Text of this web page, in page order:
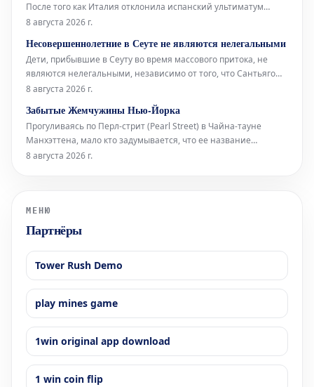
После того как Италия отклонила испанский ультиматум
относительно пограничного контроля для испанских граждан
72 000 мигрантов в Сеуту неделю назад), испанское
правительство приняло от
8 августа 2026 г.
Несовершеннолетние в Сеуте не являются нелегальными
Дети, прибывшие в Сеуту во время массового притока, не
являются нелегальными, независимо от того, что Сантьяго
Абаскаль называет их «захватчиками», а соглашения между
границы поднимает вопросы об испанских спецслужбах,
степени лояльности сот
8 августа 2026 г.
Забытые Жемчужины Нью-Йорка
Прогуливаясь по Перл-стрит (Pearl Street) в Чайна-тауне
Манхэттена, мало кто задумывается, что ее название
указывает на первоначальную береговую линию Ист-Ривер
8 августа 2026 г.
МЕНЮ
Партнёры
Tower Rush Demo
play mines game
1win original app download
1 win coin flip